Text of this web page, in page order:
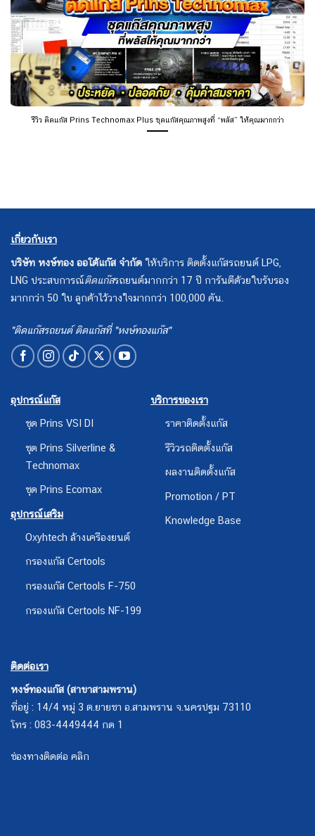
รีวิว ติดแก๊ส Prins Technomax Plus ชุดแก๊สคุณภาพสูงที่ “พลัส” ให้คุณมากกว่า
เกี่ยวกับเรา
บริษัท หงษ์ทอง ออโต้แก๊ส จำกัด ให้บริการ ติดตั้งแก๊สรถยนต์ LPG,
LNG ประสบการณ์ติดแก๊สรถยนต์มากกว่า 17 ปี การันตีด้วยใบรับรอง
มากกว่า 50 ใบ ลูกค้าไว้วางใจมากกว่า 100,000 คัน.
"ติดแก๊สรถยนต์ ติดแก๊สที่ "หงษ์ทองแก๊ส"
อุปกรณ์แก๊ส
ชุด Prins VSI DI
ชุด Prins Silverline &
Technomax
ชุด Prins Ecomax
อุปกรณ์เสริม
Oxyhtech ล้างเครืองยนต์
กรองแก๊ส Certools
กรองแก๊ส Certools F-750
กรองแก๊ส Certools NF-199
บริการของเรา
ราคาติดตั้งแก๊ส
รีวิวรถติดตั้งแก๊ส
ผลงานติดตั้งแก๊ส
Promotion / PT
Knowledge Base
ติดต่อเรา
หงษ์ทองแก๊ส (สาขาสามพราน)
ที่อยู่ : 14/4 หมู่ 3 ต.ยายชา อ.สามพราน จ.นครปฐม 73110
โทร : 083-4449444 กด 1
ช่องทางติดต่อ คลิก